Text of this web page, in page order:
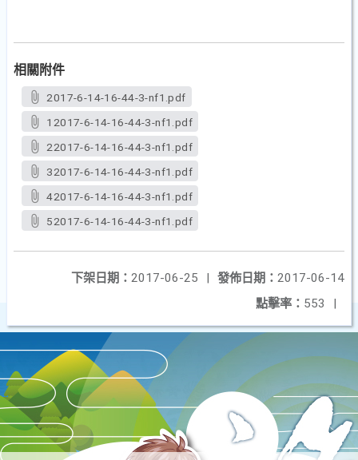
相關附件
2017-6-14-16-44-3-nf1.pdf
12017-6-14-16-44-3-nf1.pdf
22017-6-14-16-44-3-nf1.pdf
32017-6-14-16-44-3-nf1.pdf
42017-6-14-16-44-3-nf1.pdf
52017-6-14-16-44-3-nf1.pdf
發佈日期： 2017-06-14
下架日期： 2017-06-25
|
點擊率： 553 |